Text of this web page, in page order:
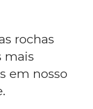
rochas
mais
em nosso